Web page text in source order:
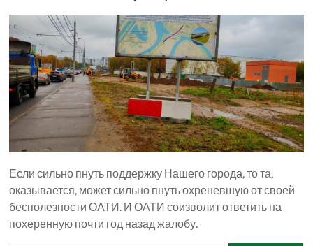
Если сильно пнуть поддержку Нашего города, то та,
оказывается, может сильно пнуть охреневшую от своей
бесполезности ОАТИ. И ОАТИ соизволит ответить на
похеренную почти год назад жалобу.